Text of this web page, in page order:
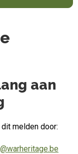
aan
melden door: